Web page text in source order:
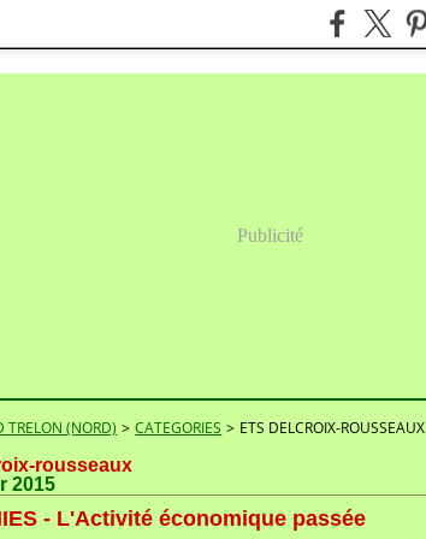
Publicité
TRELON (NORD) > CATEGORIES > ETS DELCROIX-ROUSSEAUX
rousseaux
2015
- L'Activité économique passée